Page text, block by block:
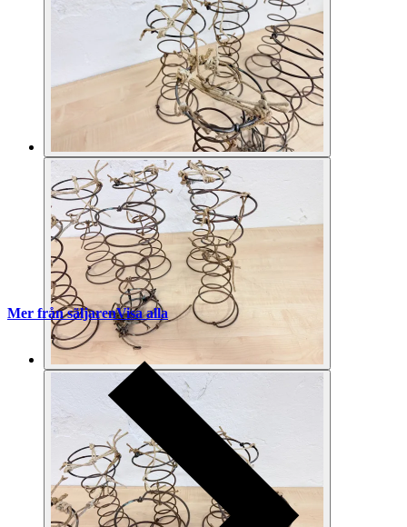
Mer från säljarenVisa alla